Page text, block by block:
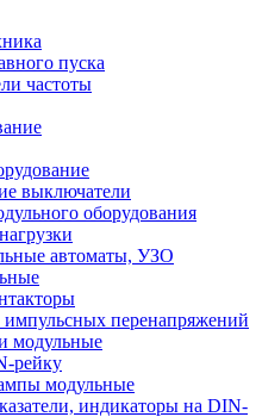
пуска
частоты
выключатели
оборудования
автоматы, УЗО
перенапряжений
модульные
рейку
модульные
индикаторы на DIN-